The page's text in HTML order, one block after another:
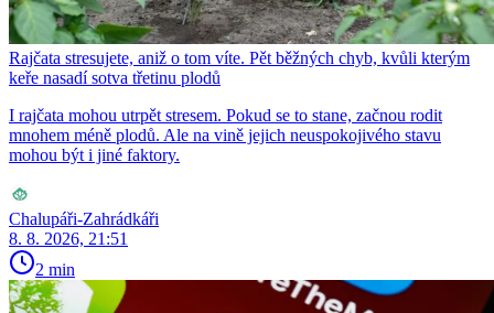
Rajčata stresujete, aniž o tom víte. Pět běžných chyb, kvůli kterým
keře nasadí sotva třetinu plodů
I rajčata mohou utrpět stresem. Pokud se to stane, začnou rodit
mnohem méně plodů. Ale na vině jejich neuspokojivého stavu
mohou být i jiné faktory.
Chalupáři-Zahrádkáři
8. 8. 2026, 21:51
2 min